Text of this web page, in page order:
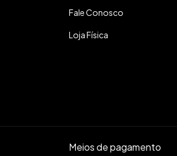
Fale Conosco
Loja Física
Meios de pagamento